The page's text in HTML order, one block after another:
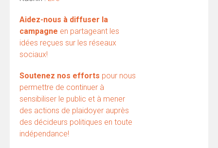
Aidez-nous à diffuser la
campagne en partageant les
idées reçues sur les réseaux
sociaux!
Soutenez nos efforts pour nous
permettre de continuer à
sensibiliser le public et à mener
des actions de plaidoyer auprès
des décideurs politiques en toute
indépendance!